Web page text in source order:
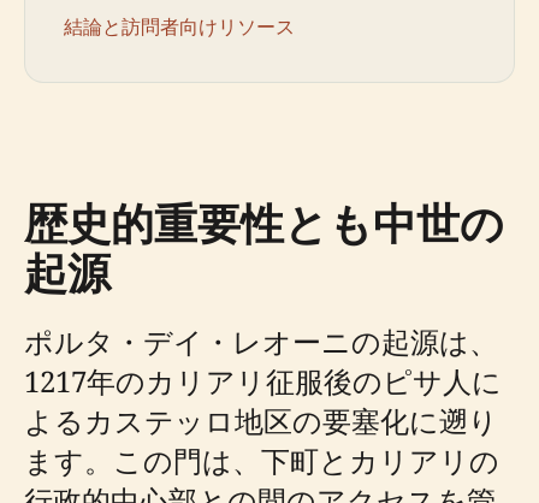
結論と訪問者向けリソース
歴史的重要性とも中世の
起源
ポルタ・デイ・レオーニの起源は、
1217年のカリアリ征服後のピサ人に
よるカステッロ地区の要塞化に遡り
ます。この門は、下町とカリアリの